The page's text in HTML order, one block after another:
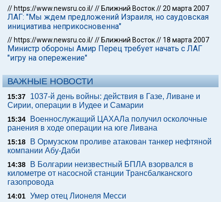
// https://www.newsru.co.il/// Ближний Восток//20 марта 2007
ЛАГ: "Мы ждем предложений Израиля, но саудовская
инициатива неприкосновенна"
// https://www.newsru.co.il/// Ближний Восток// 18 марта 2007
Министр обороны Амир Перец требует начать с ЛАГ
"игру на опережение"
ВАЖНЫЕ НОВОСТИ
15:37
1037-й день войны: действия в Газе, Ливане и
Сирии, операции в Иудее и Самарии
15:34
Военнослужащий ЦАХАЛа получил осколочные
ранения в ходе операции на юге Ливана
15:18
В Ормузском проливе атакован танкер нефтяной
компании Абу-Даби
14:38
В Болгарии неизвестный БПЛА взорвался в
километре от насосной станции Трансбалканского
газопровода
14:01 Умер отец Лионеля Месси